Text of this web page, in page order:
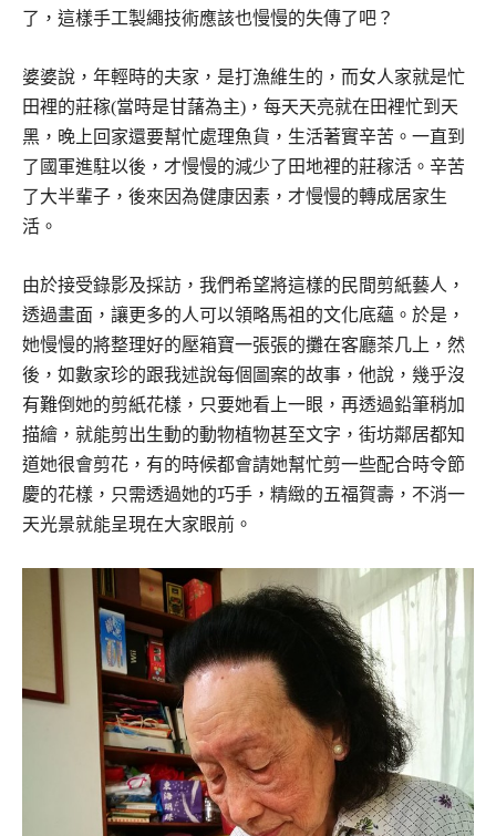
了，這樣手工製繩技術應該也慢慢的失傳了吧？
婆婆說，年輕時的夫家，是打漁維生的，而女人家就是忙
田裡的莊稼(當時是甘藷為主)，每天天亮就在田裡忙到天
黑，晚上回家還要幫忙處理魚貨，生活著實辛苦。一直到
了國軍進駐以後，才慢慢的減少了田地裡的莊稼活。辛苦
了大半輩子，後來因為健康因素，才慢慢的轉成居家生
活。
由於接受錄影及採訪，我們希望將這樣的民間剪紙藝人，
透過畫面，讓更多的人可以領略馬祖的文化底蘊。於是，
她慢慢的將整理好的壓箱寶一張張的攤在客廳茶几上，然
後，如數家珍的跟我述說每個圖案的故事，他說，幾乎沒
有難倒她的剪紙花樣，只要她看上一眼，再透過鉛筆稍加
描繪，就能剪出生動的動物植物甚至文字，街坊鄰居都知
道她很會剪花，有的時候都會請她幫忙剪一些配合時令節
慶的花樣，只需透過她的巧手，精緻的五福賀壽，不消一
天光景就能呈現在大家眼前。